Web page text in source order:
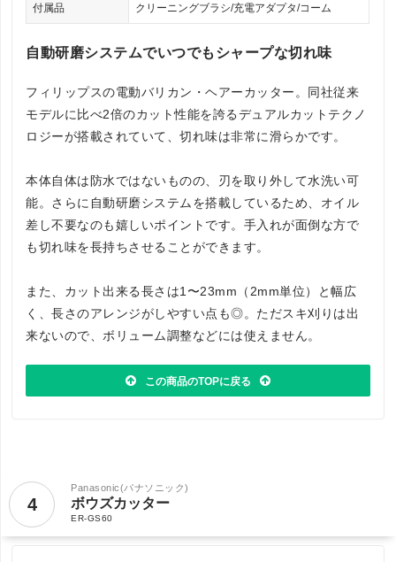
付属品 クリーニングブラシ/充電アダプタ/コーム
自動研磨システムでいつでもシャープな切れ味
フィリップスの電動バリカン・ヘアーカッター。同社従来
モデルに比べ2倍のカット性能を誇るデュアルカットテクノ
ロジーが搭載されていて、切れ味は非常に滑らかです。
本体自体は防水ではないものの、刃を取り外して水洗い可
能。さらに自動研磨システムを搭載しているため、オイル
差し不要なのも嬉しいポイントです。手入れが面倒な方で
も切れ味を長持ちさせることができます。
また、カット出来る長さは1〜23mm（2mm単位）と幅広
く、長さのアレンジがしやすい点も◎。ただスキ刈りは出
来ないので、ボリューム調整などには使えません。
この商品のTOPに戻る
4
Panasonic(パナソニック)
ボウズカッター
ER-GS60